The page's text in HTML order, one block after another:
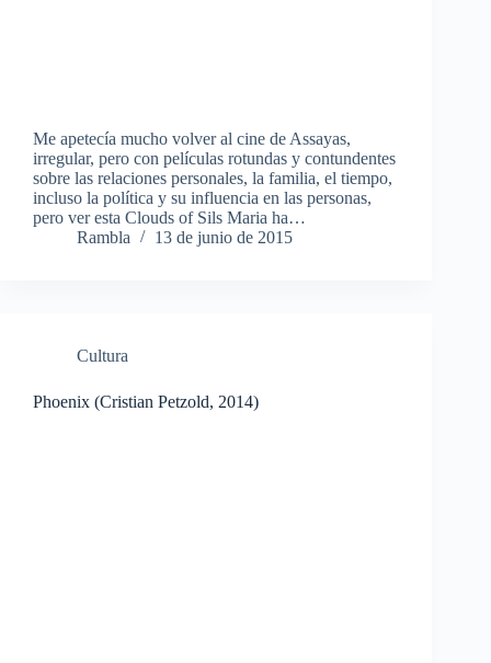
Me apetecía mucho volver al cine de Assayas,
irregular, pero con películas rotundas y contundentes
sobre las relaciones personales, la familia, el tiempo,
incluso la política y su influencia en las personas,
pero ver esta Clouds of Sils Maria ha…
Rambla
13 de junio de 2015
Cultura
Phoenix (Cristian Petzold, 2014)